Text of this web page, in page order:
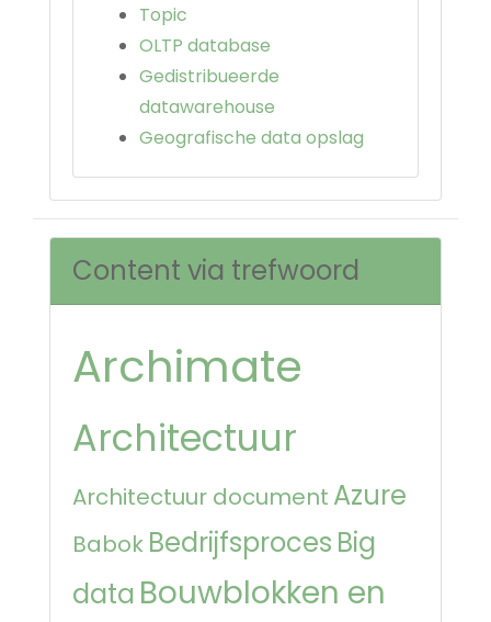
Topic
OLTP database
Gedistribueerde
datawarehouse
Geografische data opslag
Content via trefwoord
Archimate
Architectuur
Architectuur document Azure
Babok Bedrijfsproces Big
data Bouwblokken en